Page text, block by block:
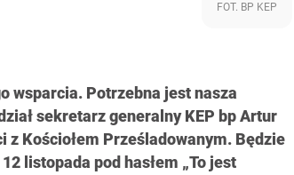
wsparcia. Potrzebna jest nasza
sekretarz generalny KEP bp Artur
z Kościołem Prześladowanym. Będzie
listopada pod hasłem „To jest
FOT. BP KEP